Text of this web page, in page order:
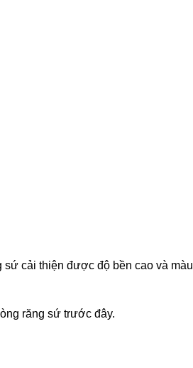
sứ cải thiện được độ bền cao và màu
răng sứ trước đây.